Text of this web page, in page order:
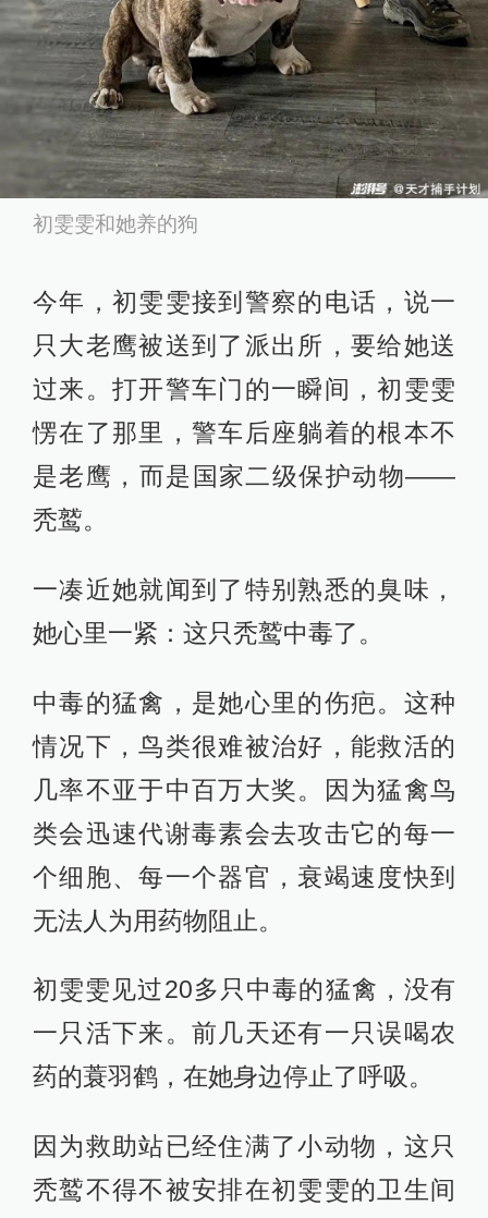
初雯雯和她养的狗
今年，初雯雯接到警察的电话，说一
只大老鹰被送到了派出所，要给她送
过来。打开警车门的一瞬间，初雯雯
愣在了那里，警车后座躺着的根本不
是老鹰，而是国家二级保护动物——
秃鹫。
一凑近她就闻到了特别熟悉的臭味，
她心里一紧：这只秃鹫中毒了。
中毒的猛禽，是她心里的伤疤。这种
情况下，鸟类很难被治好，能救活的
几率不亚于中百万大奖。因为猛禽鸟
类会迅速代谢毒素会去攻击它的每一
个细胞、每一个器官，衰竭速度快到
无法人为用药物阻止。
初雯雯见过20多只中毒的猛禽，没有
一只活下来。前几天还有一只误喝农
药的蓑羽鹤，在她身边停止了呼吸。
因为救助站已经住满了小动物，这只
秃鹫不得不被安排在初雯雯的卫生间